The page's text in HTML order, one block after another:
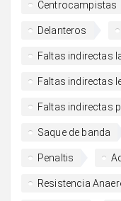
Centrocampistas
Delanteros
Faltas indirectas
Faltas indirectas
Faltas indirectas
Saque de banda
Penaltis
Resistencia